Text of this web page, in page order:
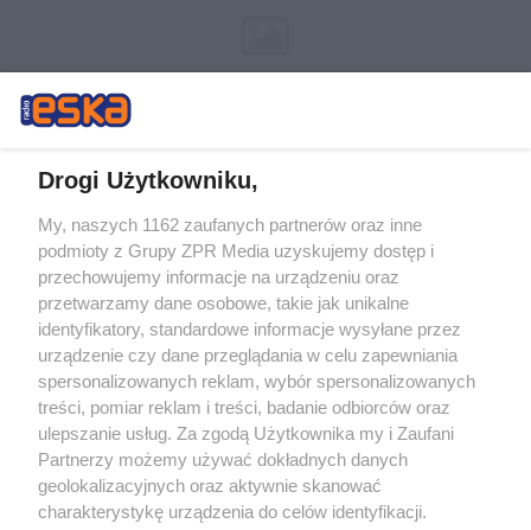
Żaden utwór zamieszczony w serwisie nie może być powielany i
rozpowszechniany lub dalej rozpowszechniany w jakikolwiek sposób (w
tym także elektroniczny lub mechaniczny) na jakimkolwiek polu
eksploatacji w jakiejkolwiek formie, włącznie z umieszczaniem w
Internecie bez pisemnej zgody właściciela praw. Jakiekolwiek użycie lub
wykorzystanie utworów w całości lub w części z naruszeniem prawa,
tzn. bez właściwej zgody, jest zabronione pod groźbą kary i może być
ścigane prawnie.
Drogi Użytkowniku,
My, naszych 1162 zaufanych partnerów oraz inne
podmioty z Grupy ZPR Media uzyskujemy dostęp i
przechowujemy informacje na urządzeniu oraz
przetwarzamy dane osobowe, takie jak unikalne
identyfikatory, standardowe informacje wysyłane przez
urządzenie czy dane przeglądania w celu zapewniania
spersonalizowanych reklam, wybór spersonalizowanych
treści, pomiar reklam i treści, badanie odbiorców oraz
ulepszanie usług. Za zgodą Użytkownika my i Zaufani
Partnerzy możemy używać dokładnych danych
geolokalizacyjnych oraz aktywnie skanować
charakterystykę urządzenia do celów identyfikacji.